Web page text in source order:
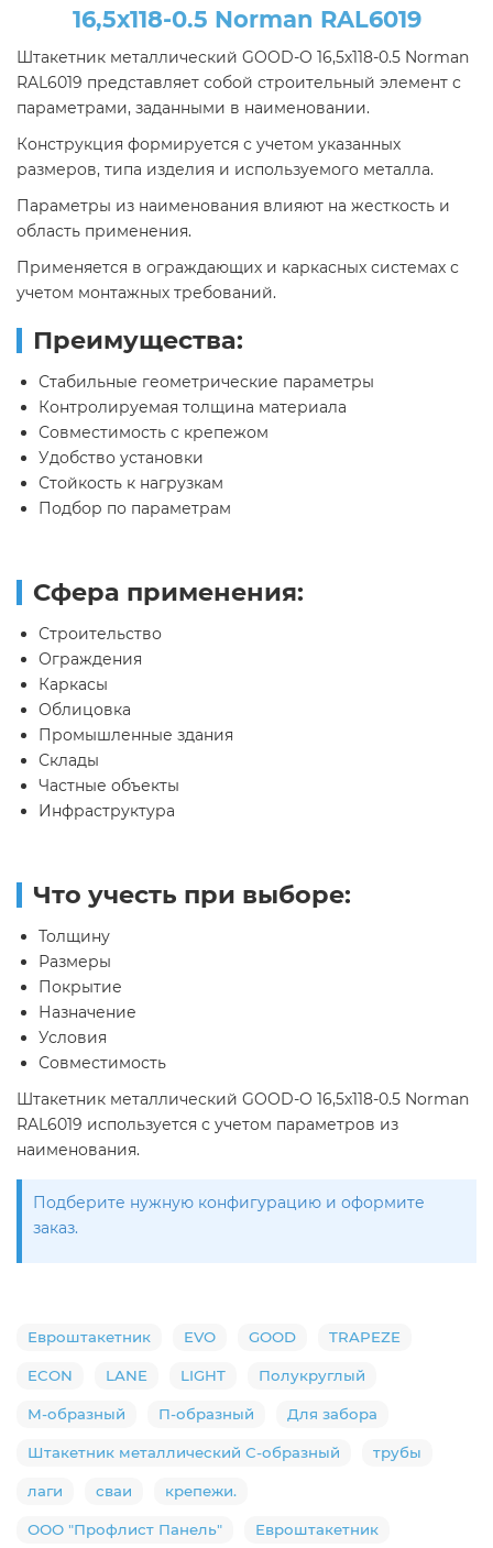
16,5х118-0.5 Norman RAL6019
Штакетник металлический GOOD-O 16,5х118-0.5 Norman
RAL6019 представляет собой строительный элемент с
параметрами, заданными в наименовании.
Конструкция формируется с учетом указанных
размеров, типа изделия и используемого металла.
Параметры из наименования влияют на жесткость и
область применения.
Применяется в ограждающих и каркасных системах с
учетом монтажных требований.
Преимущества:
Стабильные геометрические параметры
Контролируемая толщина материала
Совместимость с крепежом
Удобство установки
Стойкость к нагрузкам
Подбор по параметрам
Сфера применения:
Строительство
Ограждения
Каркасы
Облицовка
Промышленные здания
Склады
Частные объекты
Инфраструктура
Что учесть при выборе:
Толщину
Размеры
Покрытие
Назначение
Условия
Совместимость
Штакетник металлический GOOD-O 16,5х118-0.5 Norman
RAL6019 используется с учетом параметров из
наименования.
Подберите нужную конфигурацию и оформите
заказ.
Евроштакетник EVO GOOD TRAPEZE
ECON LANE LIGHT Полукруглый
М-образный П-образный Для забора
Штакетник металлический С-образный трубы
лаги сваи крепежи.
ООО "Профлист Панель" Евроштакетник